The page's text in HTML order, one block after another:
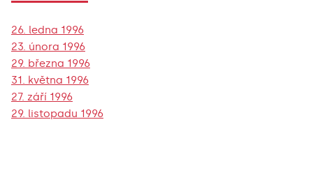
26. ledna 1996
23. února 1996
29. března 1996
31. května 1996
27. září 1996
29. listopadu 1996